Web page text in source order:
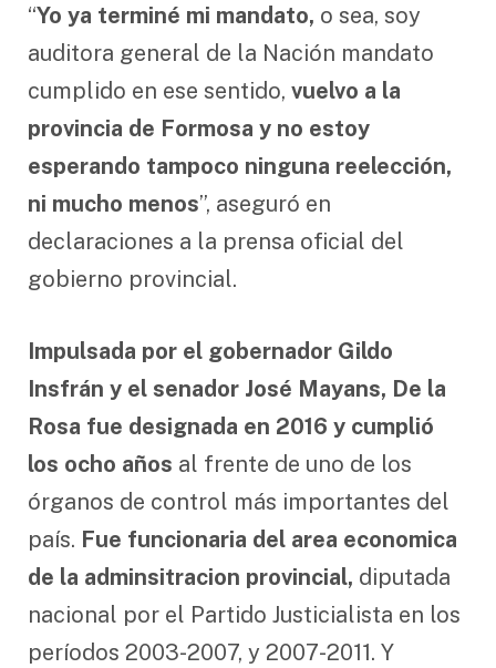
“Yo ya terminé mi mandato, o sea, soy
auditora general de la Nación mandato
cumplido en ese sentido, vuelvo a la
provincia de Formosa y no estoy
esperando tampoco ninguna reelección,
ni mucho menos”, aseguró en
declaraciones a la prensa oficial del
gobierno provincial.
Impulsada por el gobernador Gildo
Insfrán y el senador José Mayans, De la
Rosa fue designada en 2016 y cumplió
los ocho años al frente de uno de los
órganos de control más importantes del
país. Fue funcionaria del area economica
de la adminsitracion provincial, diputada
nacional por el Partido Justicialista en los
períodos 2003-2007, y 2007-2011. Y